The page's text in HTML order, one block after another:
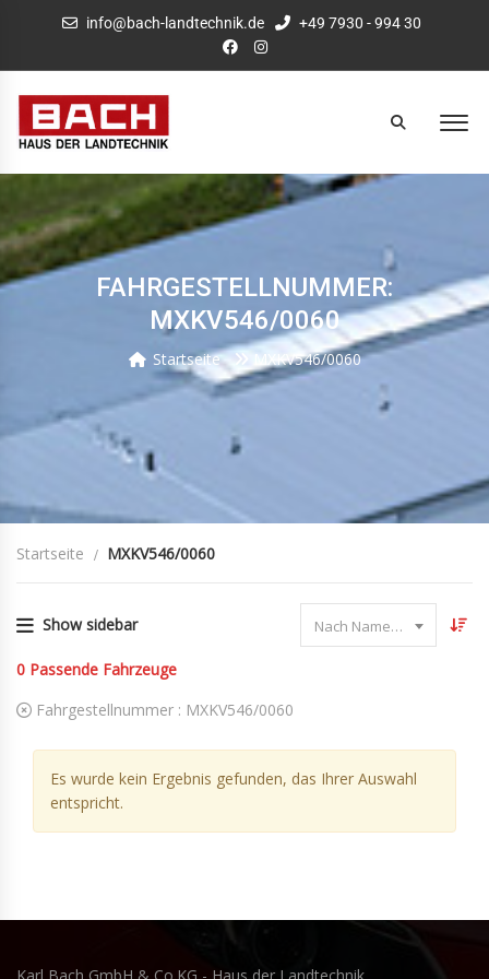
info@bach-landtechnik.de +49 7930 - 994 30
FAHRGESTELLNUMMER:
MXKV546/0060
Startseite MXKV546/0060
Startseite MXKV546/0060
Show sidebar Nach Name sortieren
0 Passende Fahrzeuge
Fahrgestellnummer : MXKV546/0060
Es wurde kein Ergebnis gefunden, das Ihrer Auswahl
entspricht.